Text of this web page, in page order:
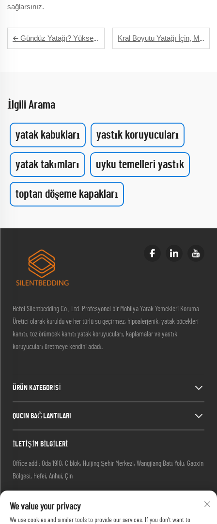
sağlarsınız.
Gündüz Yatağı? Yüksek Kaliteli Bir Matras Koruyucuyla Temiz Tutun. Kral Boyutu Yatağı İçin, Mükemmel Uygunluğa Sahip Bir Matras Koruyucu Seçin
İlgili Arama
yatak kabukları yastık koruyucuları
yatak takımları uyku temelleri yastık
toptan döşeme kapakları
Hefei Silentbedding Co., Ltd. Profesyonel bir Mobilya Yatak Yemekleri Koruma
Üretici olarak kuruldu ve her türlü su geçirmez, hipoalerjenik, yatak böcekleri
kanıtı, toz örümcek kanıtı yatak koruyucuları, kaplamalar ve yastık
koruyucuları üretmeye kendini adadı.
ÜRÜN KATEGORİSİ
QUCIN BAĞLANTILARI
İLETİŞİM BİLGİLERİ
Office add : Oda 1910, C blok, Huijing Şehir Merkezi, Wangjiang Batı Yolu, Gaoxin
Bölgesi, Hefei, Anhui, Çin
Tel:13917680554
We value your privacy
We use cookies and similar tools to provide our services. If you don't want to